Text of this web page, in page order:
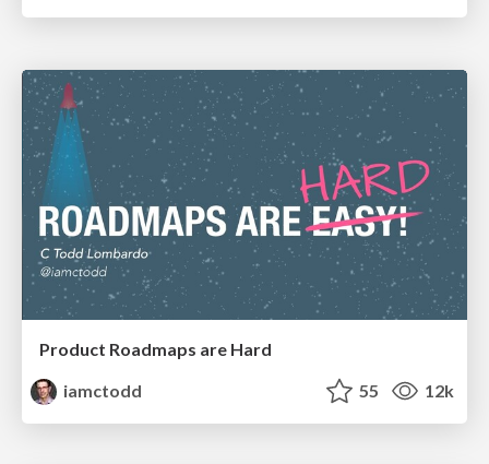
Product Roadmaps are Hard
iamctodd
55 12k